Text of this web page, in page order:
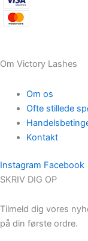
Om Victory Lashes
Om os
Ofte stillede
Kontakt
Instagram Facebook
SKRIV DIG OP
Tilmeld dig vores
på din første ordre.